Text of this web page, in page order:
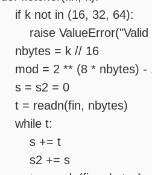
if k not in (16, 32, 64):
raise ValueError("Valid
nbytes = k // 16
mod = 2 ** (8 * nbytes) -
s = s2 = 0
t = readn(fin, nbytes)
while t:
s += t
s2 += s